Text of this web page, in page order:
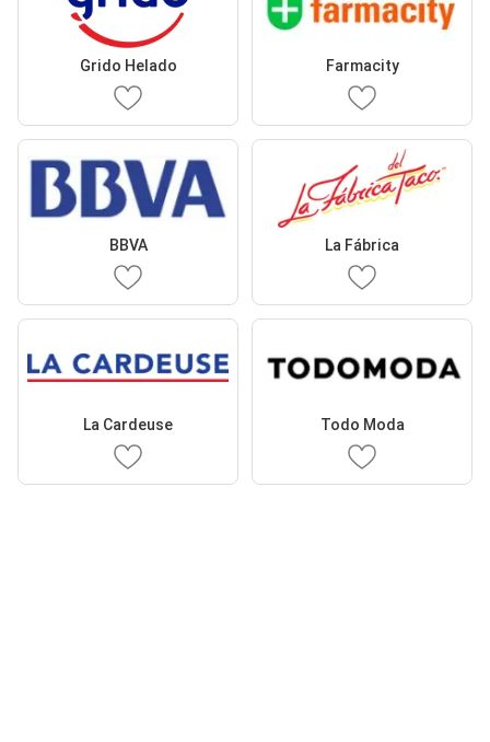
Grido Helado Farmacity
BBVA La Fábrica
La Cardeuse Todo Moda